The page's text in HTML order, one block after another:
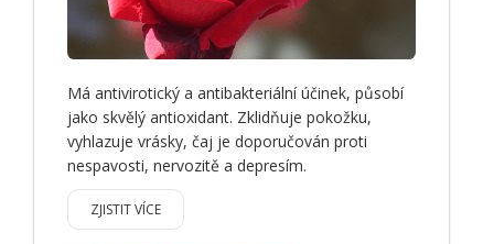
Má antivirotický a antibakteriální účinek, působí
jako skvělý antioxidant. Zklidňuje pokožku,
vyhlazuje vrásky, čaj je doporučován proti
nespavosti, nervozitě a depresím.
ZJISTIT VÍCE